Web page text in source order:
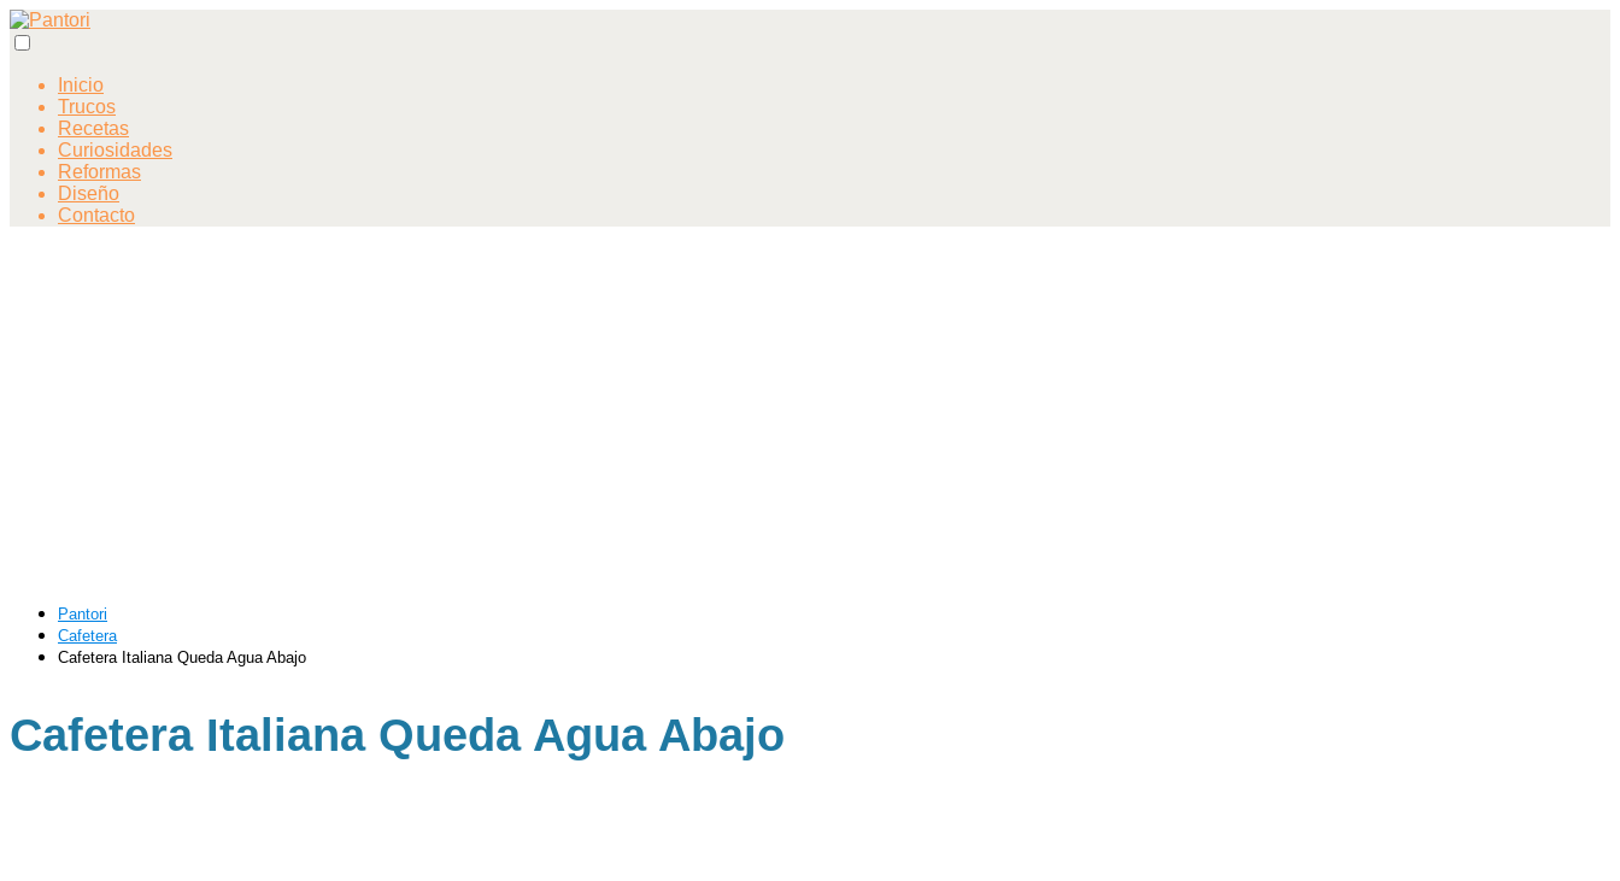
Inicio
Trucos
Recetas
Curiosidades
Reformas
Diseño
Contacto
Pantori
Cafetera
Cafetera Italiana Queda Agua Abajo
Cafetera Italiana Queda Agua Abajo